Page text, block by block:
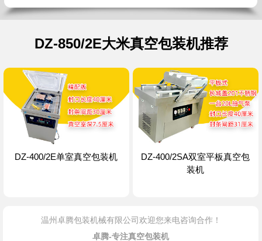
DZ-850/2E大米真空包装机推荐
DZ-400/2E单室真空包装机
DZ-400/2SA双室平板真空包
装机
温州卓腾包装机械有限公司欢迎您来电咨询合作！
卓腾-专注真空包装机